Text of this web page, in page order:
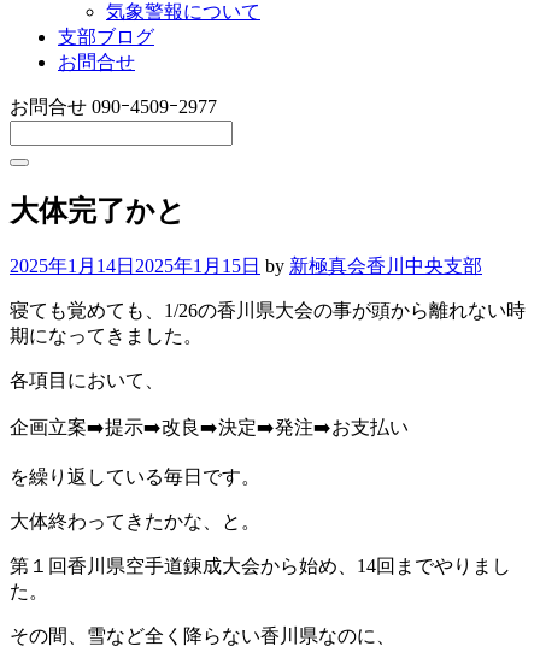
気象警報について
支部ブログ
お問合せ
お問合せ 090ｰ4509ｰ2977
大体完了かと
2025年1月14日 2025年1月15日 by 新極真会香川中央支部
寝ても覚めても、1/26の香川県大会の事が頭から離れない時
期になってきました。
各項目において、
企画立案➡️提示➡️改良➡️決定➡️発注➡️お支払い
を繰り返している毎日です。
大体終わってきたかな、と。
第１回香川県空手道錬成大会から始め、14回までやりまし
た。
その間、雪など全く降らない香川県なのに、